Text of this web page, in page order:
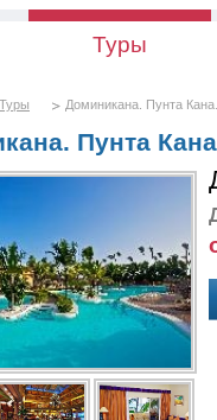
Туры
Туры Доминикана. Пунта
Пунта